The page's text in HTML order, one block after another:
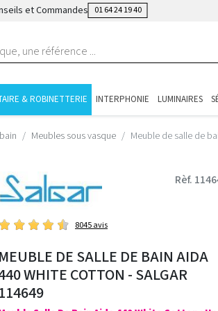
et Commandes 01 64 24 19 40
& ROBINETTERIE INTERPHONIE LUMINAIRES
Meubles sous vasque Meuble de salle de
Rèf.
8045 avis
MEUBLE DE SALLE DE BAIN AIDA
WHITE COTTON - SALGAR
114649